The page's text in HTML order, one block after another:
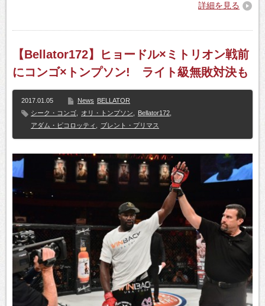
詳細を見る
【Bellator172】ヒョードル×ミトリオン戦前
にコンゴ×トンプソン! ライト級無敗対決も
2017.01.05 News BELLATOR
シーク・コンゴ
オリ・トンプソン Bellator172
アダム・ピコロッティ
ブレント・プリマス